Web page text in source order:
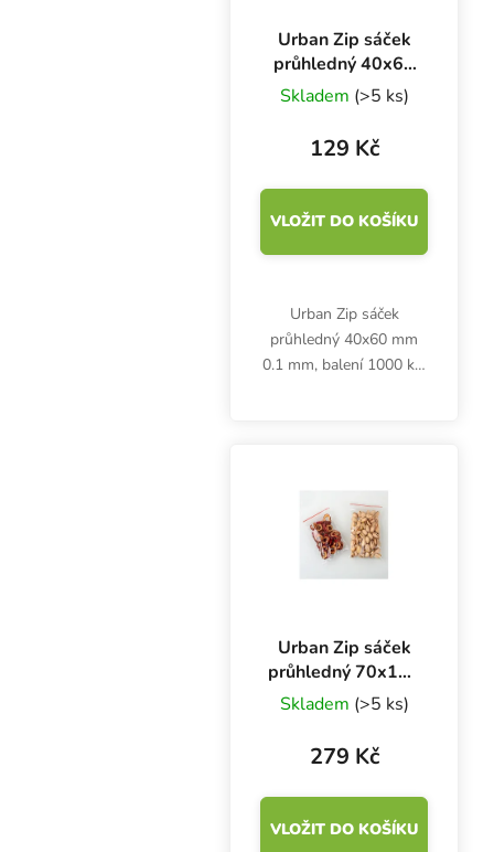
Urban Zip sáček
průhledný 40x60
mm 0.1 mm,
balení 1000 ks
Skladem (>5 ks)
129 Kč
VLOŽIT DO KOŠÍKU
Urban Zip sáček
průhledný 40x60 mm
0.1 mm, balení 1000 ks.
Urban Zip sáček
průhledný 70x100
mm 0.1 mm,
balení 1000 ks
Skladem (>5 ks)
279 Kč
VLOŽIT DO KOŠÍKU